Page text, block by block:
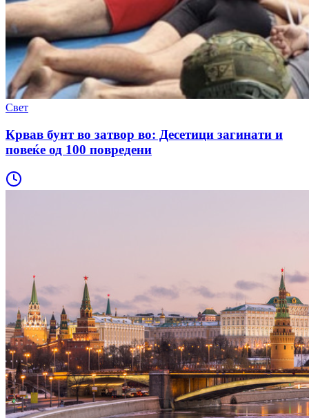
Свет
Крвав бунт во затвор во: Десетици загинати и
повеќе од 100 повредени